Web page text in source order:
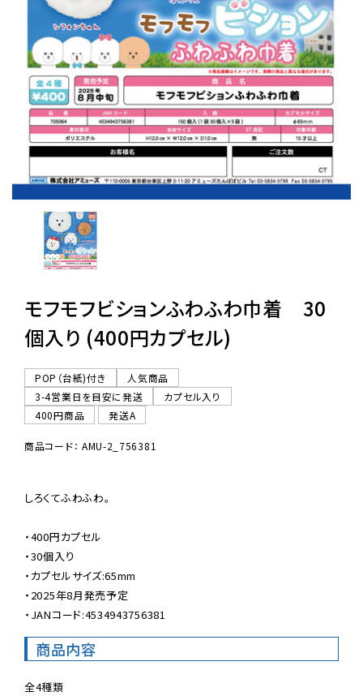
販促用カプセルトイ
よくあるご質問
ご利用ガイド
06-6282-7659
モフモフビションふわふわ巾着 30
個入り (400円カプセル)
POP（台紙)付き
人気商品
3-4営業日を目安に発送
カプセル入り
400円商品
発送A
商品コード： AMU-2_756381
しろくてふわふわ。
・400円カプセル
・30個入り
・カプセルサイズ:65mm
・2025年8月発売予定
・JANコード:4534943756381
商品内容
全4種類